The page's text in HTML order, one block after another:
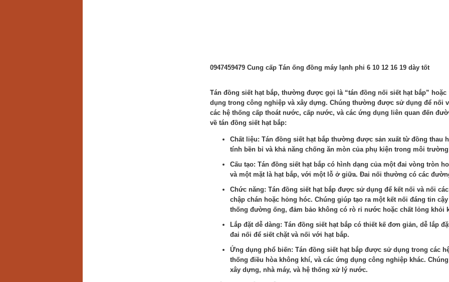
0947459479 Cung cấp Tán ống đồng máy lạnh phi 6 10 12 16 19 dày tốt
Tán đồng siết hạt bắp, thường được gọi là “tán đồng nối siết hạt bắp”
dụng trong công nghiệp và xây dựng. Chúng thường được sử dụng để nối
các hệ thống cấp thoát nước, cấp nước, và các ứng dụng liên quan đến
về tán đồng siết hạt bắp:
Chất liệu: Tán đồng siết hạt bắp thường được sản xuất từ đồng thau
tính bền bỉ và khả năng chống ăn mòn của phụ kiện trong môi
Cấu tạo: Tán đồng siết hạt bắp có hình dạng của một đai vòng tròn
và một mặt là hạt bắp, với một lỗ ở giữa. Đai nối thường có các
Chức năng: Tán đồng siết hạt bắp được sử dụng để kết nối và nối
chập chán hoặc hỏng hóc. Chúng giúp tạo ra một kết nối đáng tin
thống đường ống, đảm bảo không có rò rỉ nước hoặc chất lỏng khỏi
Lắp đặt dễ dàng: Tán đồng siết hạt bắp có thiết kế đơn giản, dễ lắp
đai nối để siết chặt và nối với hạt bắp.
Ứng dụng phổ biến: Tán đồng siết hạt bắp được sử dụng trong các
thống điều hòa không khí, và các ứng dụng công nghiệp khác.
xây dựng, nhà máy, và hệ thống xử lý nước.